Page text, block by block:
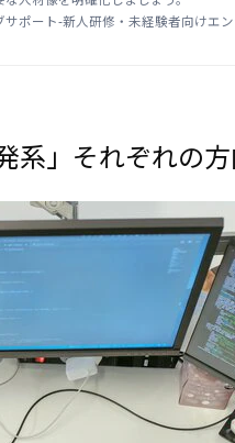
サポート-新人研修・未経験者向けエ
系」それぞれの